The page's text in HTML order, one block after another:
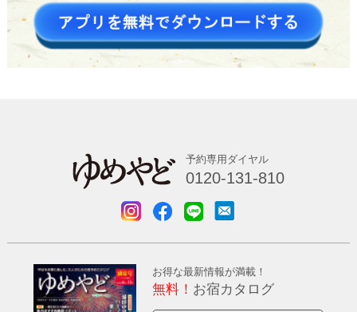
予約専用ダイヤル
0120-131-810
お得な最新情報が満載！
無料！ お宿カタログ